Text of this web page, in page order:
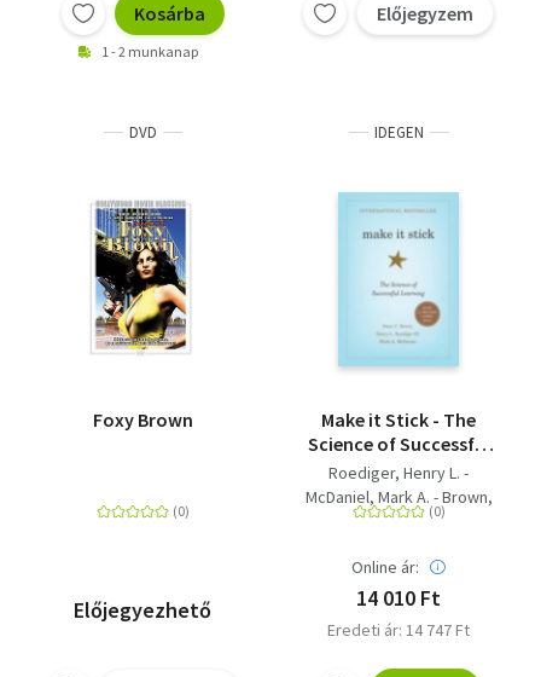
Kosárba
1 - 2 munkanap
Előjegyzem
DVD
Foxy Brown
Előjegyezhető
IDEGEN
Make it Stick - The
Science of Successful
Learning
Roediger, Henry L. -
McDaniel, Mark A. - Brown,
Peter C.
Online ár:
14 010 Ft
Eredeti ár: 14 747 Ft